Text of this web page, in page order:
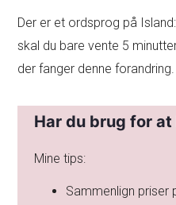
Der er et ordsprog på
skal du bare vente 5
der fanger denne forandring.
Har du brug for at
Mine tips:
Sammenlign priser